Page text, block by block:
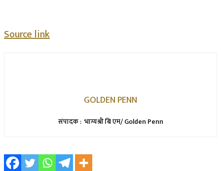
Source link
GOLDEN PENN
संपादक : भाग्यश्री बि एम/ Golden Penn